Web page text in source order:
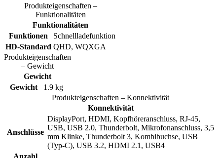
Produkteigenschaften –
Funktionalitäten
Funktionalitäten
Funktionen
Schnellladefunktion
HD-Standard QHD, WQXGA
Produkteigenschaften
– Gewicht
Gewicht
Gewicht
1.9 kg
Produkteigenschaften – Konnektivität
Konnektivität
Anschlüsse
DisplayPort, HDMI, Kopfhöreranschluss, RJ-45,
USB, USB 2.0, Thunderbolt, Mikrofonanschluss, 3,5
mm Klinke, Thunderbolt 3, Kombibuchse, USB
(Typ-C), USB 3.2, HDMI 2.1, USB4
Anzahl